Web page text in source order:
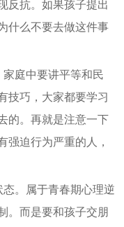
反抗。如果孩子提出
什么不要去做这件事
庭中要讲平等和民
技巧，大家都要学习
的。再就是注意一下
强迫行为严重的人，
。属于青春期心理逆
。而是要和孩子交朋